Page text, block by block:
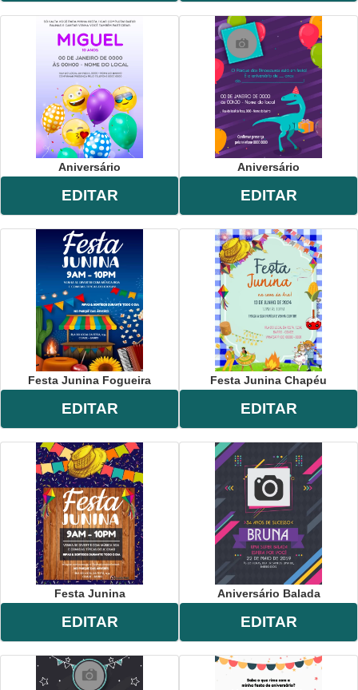
Aniversário
EDITAR
Aniversário
EDITAR
Festa Junina Fogueira
EDITAR
Festa Junina Chapéu
EDITAR
Festa Junina
EDITAR
Aniversário Balada
EDITAR